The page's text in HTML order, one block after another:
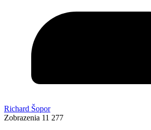
Richard Šopor
Zobrazenia 11 277